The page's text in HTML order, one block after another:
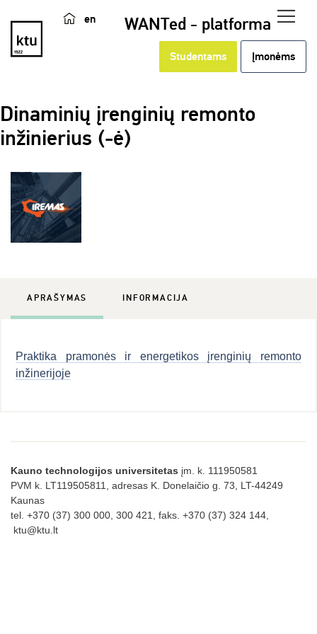
en WANTed - platforma
Studentams Įmonėms
Dinaminių įrenginių remonto
inžinierius (-ė)
APRAŠYMAS INFORMACIJA
Praktika pramonės ir energetikos įrenginių remonto
inžinerijoje
Kauno technologijos universitetas įm. k. 111950581
PVM k. LT119505811, adresas K. Donelaičio g. 73, LT-44249
Kaunas
tel. +370 (37) 300 000, 300 421, faks. +370 (37) 324 144,
ktu@ktu.lt